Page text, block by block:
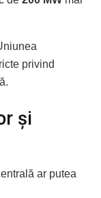
privind
și
ar putea